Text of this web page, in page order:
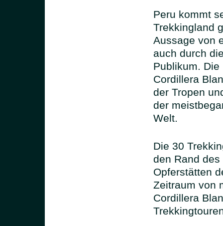
Peru kommt
Trekkingland
Aussage von
auch durch
Publikum.
Cordillera
der Tropen
der
Welt.
Die 30
den Rand
Opferstätten
Zeitraum von
Cordillera